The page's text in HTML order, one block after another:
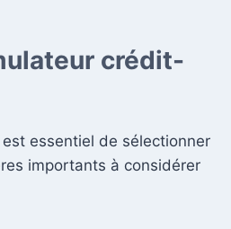
crédit-
est essentiel de sélectionner
importants à considérer